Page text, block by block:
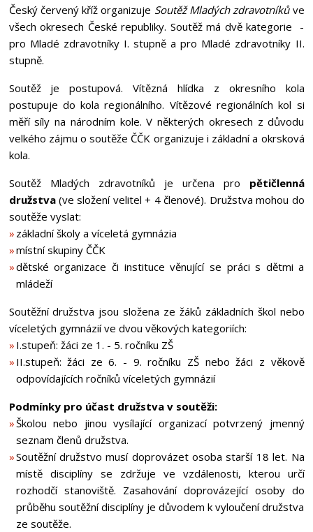
Český červený kříž organizuje Soutěž Mladých zdravotníkůve
všech okresech České republiky. Soutěž má dvě kategorie -
pro Mladé zdravotníky I. stupně a pro Mladé zdravotníky II.
stupně.
Soutěž je postupová. Vítězná hlídka z okresního kola
postupuje do kola regionálního. Vítězové regionálních kol si
měří síly na národním kole. V některých okresech z důvodu
velkého zájmu o soutěže ČČK organizuje i základní a okrsková
kola.
Soutěž Mladých zdravotníků je určena pro pětičlenná
družstva(ve složení velitel + 4 členové). Družstva mohou do
soutěže vyslat:
základní školy a víceletá gymnázia
místní skupiny ČČK
dětské organizace či instituce věnující se práci s dětmi a
mládeží
Soutěžní družstva jsou složena ze žáků základních škol nebo
víceletých gymnázií ve dvou věkových kategoriích:
I.stupeň: žáci ze 1. - 5. ročníku ZŠ
II.stupeň: žáci ze 6. - 9. ročníku ZŠ nebo žáci z věkově
odpovídajících ročníků víceletých gymnázií
Podmínky pro účast družstva v soutěži:
Školou nebo jinou vysílající organizací potvrzený jmenný
seznam členů družstva.
Soutěžní družstvo musí doprovázet osoba starší 18 let. Na
místě disciplíny se zdržuje ve vzdálenosti, kterou určí
rozhodčí stanoviště. Zasahování doprovázející osoby do
průběhu soutěžní disciplíny je důvodem k vyloučení družstva
ze soutěže.